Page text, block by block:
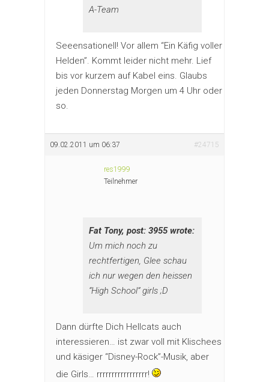
A-Team
Seeensationell! Vor allem “Ein Käfig voller
Helden”. Kommt leider nicht mehr. Lief
bis vor kurzem auf Kabel eins. Glaubs
jeden Donnerstag Morgen um 4 Uhr oder
so.
09.02.2011 um 06:37 #24715
res1999
Teilnehmer
Fat Tony, post: 3955 wrote:
Um mich noch zu
rechtfertigen, Glee schau
ich nur wegen den heissen
“High School” girls ;D
Dann dürfte Dich Hellcats auch
interessieren… ist zwar voll mit Klischees
und käsiger “Disney-Rock”-Musik, aber
die Girls… rrrrrrrrrrrrrrrrr!